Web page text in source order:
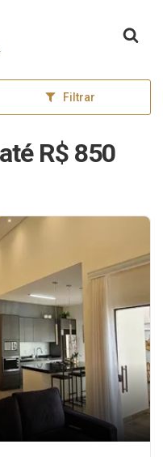
inicial
Filtrar
R$ 850